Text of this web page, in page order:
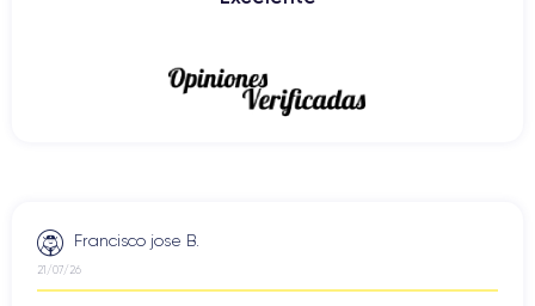
Francisco jose B.
21/07/26